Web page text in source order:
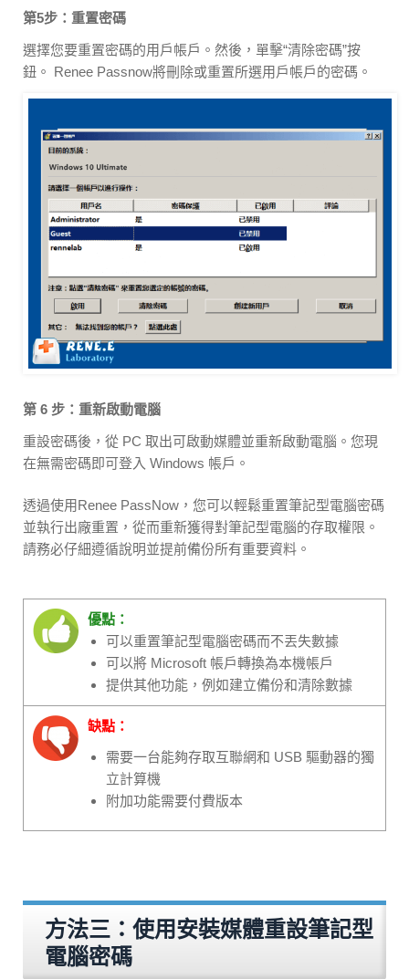
第5步：重置密碼
選擇您要重置密碼的用戶帳戶。然後，單擊“清除密碼”按
鈕。 Renee Passnow將刪除或重置所選用戶帳戶的密碼。
第 6 步：重新啟動電腦
重設密碼後，從 PC 取出可啟動媒體並重新啟動電腦。您現
在無需密碼即可登入 Windows 帳戶。
透過使用Renee PassNow，您可以輕鬆重置筆記型電腦密碼
並執行出廠重置，從而重新獲得對筆記型電腦的存取權限。
請務必仔細遵循說明並提前備份所有重要資料。
優點：
可以重置筆記型電腦密碼而不丟失數據
可以將 Microsoft 帳戶轉換為本機帳戶
提供其他功能，例如建立備份和清除數據
缺點：
需要一台能夠存取互聯網和 USB 驅動器的獨
立計算機
附加功能需要付費版本
方法三：使用安裝媒體重設筆記型
電腦密碼